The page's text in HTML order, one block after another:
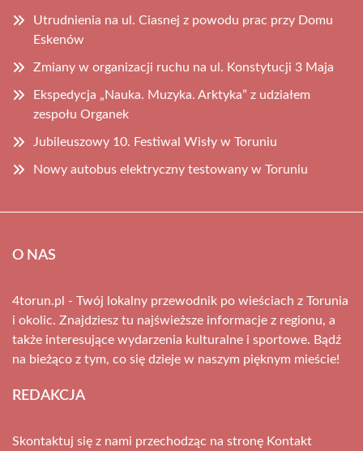
Utrudnienia na ul. Ciasnej z powodu prac przy Domu
Eskenów
Zmiany w organizacji ruchu na ul. Konstytucji 3 Maja
Ekspedycja „Nauka. Muzyka. Arktyka” z udziałem
zespołu Organek
Jubileuszowy 10. Festiwal Wisły w Toruniu
Nowy autobus elektryczny testowany w Toruniu
O NAS
4torun.pl - Twój lokalny przewodnik po wieściach z Torunia
i okolic. Znajdziesz tu najświeższe informacje z regionu, a
także interesujące wydarzenia kulturalne i sportowe. Bądź
na bieżąco z tym, co się dzieje w naszym pięknym mieście!
REDAKCJA
Skontaktuj się z nami przechodząc na stronę Kontakt